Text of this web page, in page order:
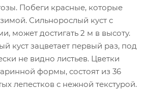
Побеги красные, которые
Сильнорослый куст с
может достигать 2 м в высоту.
куст зацветает первый раз, под
не видно листьев. Цветки
формы, состоят из 36
лепестков с нежной текстурой.